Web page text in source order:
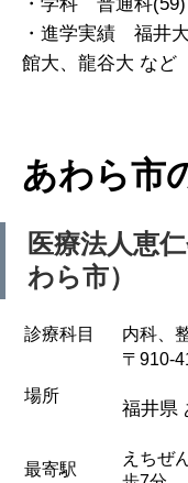
・進学実績 福井
館大、龍谷大 など
あわら市
医療法人恵
わら市）
診療科目 内科、
場所
〒910-
福井県
最寄駅
えちぜ